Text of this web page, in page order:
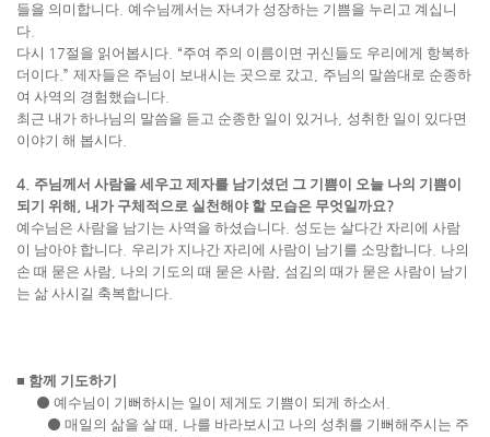
들을 의미합니다 예수님께서는 자녀가 성장하는 기쁨을 누리고 계십니
다
다시 17절을 읽어봅시다 . “주여 주의 이름이면 귀신들도 우리에게 항복하
더이다 .” 제자들은 주님이 보내시는 곳으로 갔고
주님의 말씀대로 순종하
여 사역의 경험했습니다
최근 내가 하나님의 말씀을 듣고 순종한 일이 있거나 성취한 일이 있다면
이야기 해 봅시다
4. 주님께서 사람을 세우고 제자를 남기셨던 그 기쁨이 오늘 나의 기쁨이
되기 위해 , 내가 구체적으로 실천해야 할 모습은 무엇일까요?
예수님은 사람을 남기는 사역을 하셨습니다 성도는 살다간 자리에 사람
이 남아야 합니다 우리가 지나간 자리에 사람이 남기를 소망합니다 나의
손 때 묻은 사람 나의 기도의 때 묻은 사람 섬김의 때가 묻은 사람이 남기
는 삶 사시길 축복합니다
■ 함께 기도하기
⚫ 예수님이 기뻐하시는 일이 제게도 기쁨이 되게 하소서
⚫ 매일의 삶을 살 때
나를 바라보시고 나의 성취를 기뻐해주시는 주